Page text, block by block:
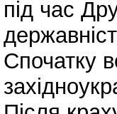
під час
Спочатку